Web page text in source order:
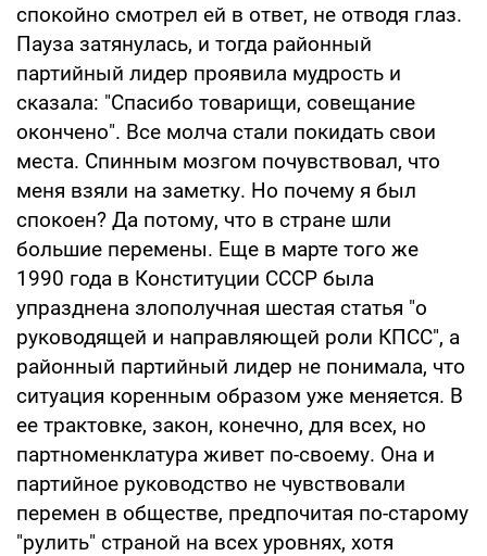
спокойно смотрел ей в ответ, не отводя глаз.
Пауза затянулась, и тогда районный
партийный лидер проявила мудрость и
сказала: "Спасибо товарищи, совещание
окончено". Все молча стали покидать свои
места. Спинным мозгом почувствовал, что
меня взяли на заметку. Но почему я был
спокоен? Да потому, что в стране шли
большие перемены. Еще в марте того же
1990 года в Конституции СССР была
упразднена злополучная шестая статья "о
руководящей и направляющей роли КПСС", а
районный партийный лидер не понимала, что
ситуация коренным образом уже меняется. В
ее трактовке, закон, конечно, для всех, но
партноменклатура живет по-своему. Она и
партийное руководство не чувствовали
перемен в обществе, предпочитая по-старому
"рулить" страной на всех уровнях, хотя